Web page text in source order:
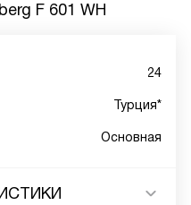
F 601 WH
24
Турция*
Основная